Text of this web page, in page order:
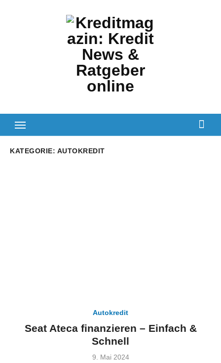
KATEGORIE: AUTOKREDIT
Autokredit
Seat Ateca finanzieren – Einfach &
Schnell
Veröffentlicht
9. Mai 2024